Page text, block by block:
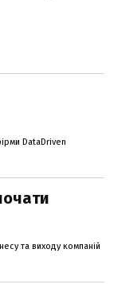
DataDriven
та виходу компаній